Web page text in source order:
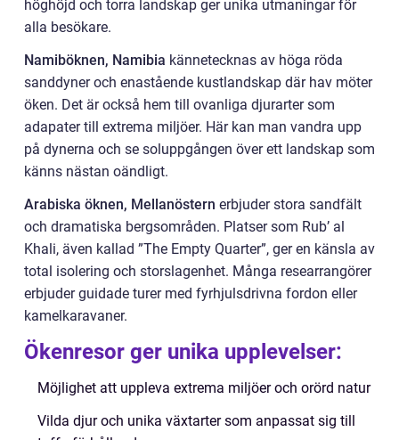
höghöjd och torra landskap ger unika utmaningar för
alla besökare.
Namiböknen, Namibia kännetecknas av höga röda
sanddyner och enastående kustlandskap där hav möter
öken. Det är också hem till ovanliga djurarter som
adapater till extrema miljöer. Här kan man vandra upp
på dynerna och se soluppgången över ett landskap som
känns nästan oändligt.
Arabiska öknen, Mellanöstern erbjuder stora sandfält
och dramatiska bergsområden. Platser som Rub’ al
Khali, även kallad ”The Empty Quarter”, ger en känsla av
total isolering och storslagenhet. Många researrangörer
erbjuder guidade turer med fyrhjulsdrivna fordon eller
kamelkaravaner.
Ökenresor ger unika upplevelser:
Möjlighet att uppleva extrema miljöer och orörd natur
Vilda djur och unika växtarter som anpassat sig till